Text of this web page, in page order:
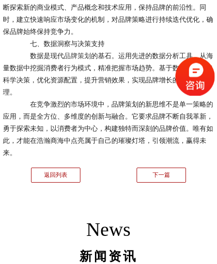
断探索新的商业模式、产品概念和技术应用，保持品牌的前沿性。同
时，建立快速响应市场变化的机制，对品牌策略进行持续迭代优化，确
保品牌始终保持竞争力。
七、数据洞察与决策支持
数据是现代品牌策划 的基石。运用先进的数据分析工具，从海
量数据中挖掘消费者行为模式，精准把握市场趋势。基于数据洞察做出
科学决策，优化资源配置，提升营销效果，实现品牌增长的精细化管
理。
在竞争激烈的市场环境中，品牌策划的新思维不是单一策略的
应用，而是全方位、多维度的创新与融合。它要求品牌不断自我革新，
勇于探索未知，以消费者为中心，构建独特而深刻的品牌价值。唯有如
此，才能在浩瀚商海中点亮属于自己的璀璨灯塔，引领潮流，赢得未
来。
返回列表 下一篇
News
新闻资讯